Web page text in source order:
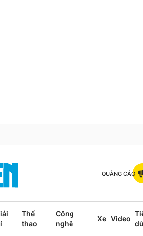
QUẢNG CÁO
Thể
thao
Công
nghệ
Xe Video